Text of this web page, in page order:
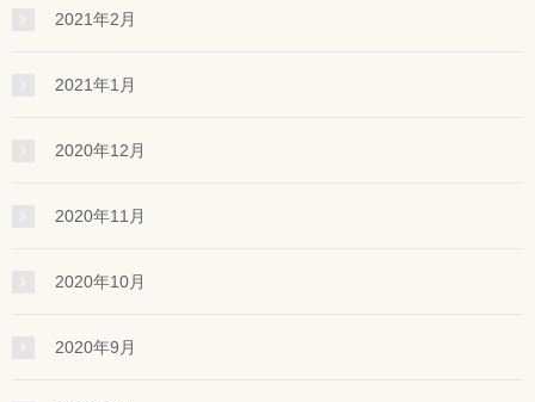
2021年2月
2021年1月
2020年12月
2020年11月
2020年10月
2020年9月